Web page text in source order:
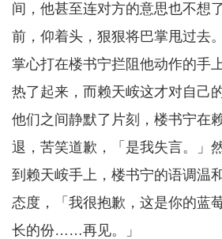
间，他甚至连对方的意思也不想
前，仰着头，狠狠将巴掌甩过去。
掌心打在楼书宁拦阻他动作的手
热了起来，而赖天峖这才对自己
他们之间静默了片刻，楼书宁在
退，苦笑道歉，「是我失言。」
到赖天峖手上，楼书宁的语调温
态度，「我很抱歉，这是你的蓝
长的份……再见。」